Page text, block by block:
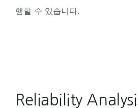
행할 수 있습니다.
Reliability